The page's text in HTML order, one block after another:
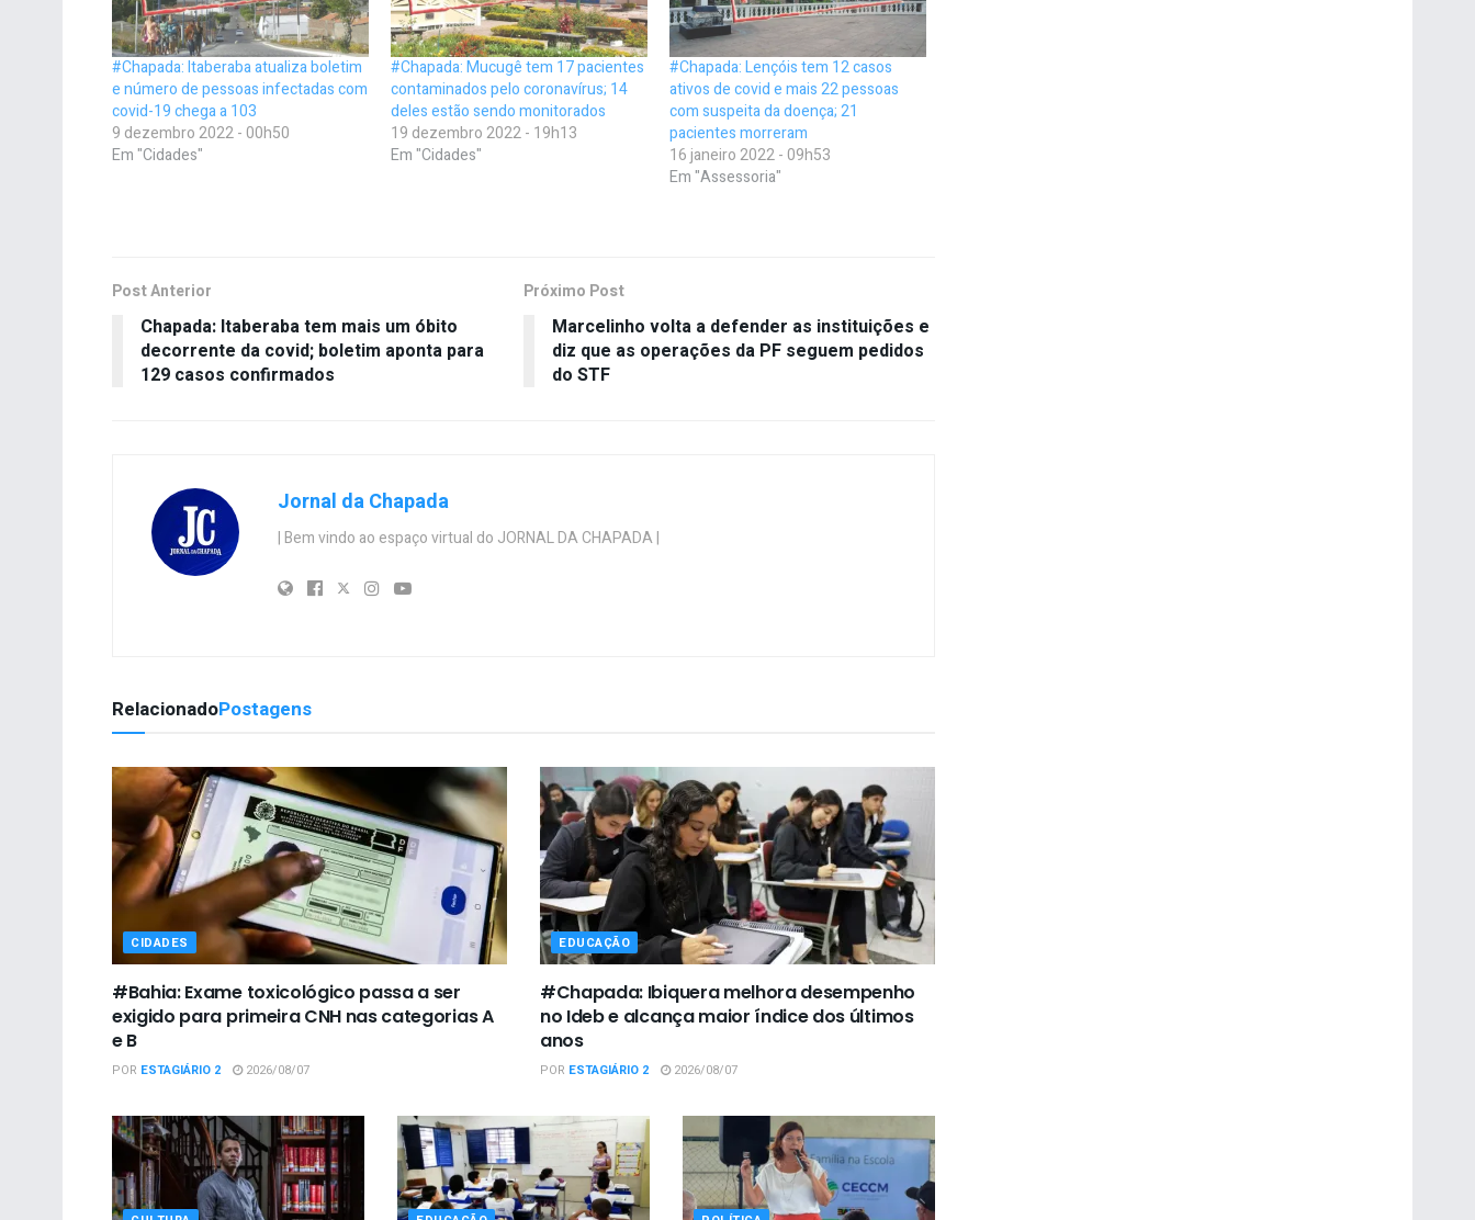
#Chapada: Itaberaba atualiza boletim
e número de pessoas infectadas com
covid-19 chega a 103
9 dezembro 2022 - 00h50
Em "Cidades"
#Chapada: Mucugê tem 17 pacientes
contaminados pelo coronavírus; 14
deles estão sendo monitorados
19 dezembro 2022 - 19h13
Em "Cidades"
#Chapada: Lençóis tem 12 casos
ativos de covid e mais 22 pessoas
com suspeita da doença; 21
pacientes morreram
16 janeiro 2022 - 09h53
Em "Assessoria"
Post Anterior
Chapada: Itaberaba tem mais um óbito
decorrente da covid; boletim aponta para
129 casos confirmados
Próximo Post
Marcelinho volta a defender as instituições e
diz que as operações da PF seguem pedidos
do STF
Jornal da Chapada
| Bem vindo ao espaço virtual do JORNAL DA CHAPADA |
RelacionadoPostagens
CIDADES
#Bahia: Exame toxicológico passa a ser
exigido para primeira CNH nas categorias A
e B
POR ESTAGIÁRIO 2 2026/08/07
EDUCAÇÃO
#Chapada: Ibiquera melhora desempenho
no Ideb e alcança maior índice dos últimos
anos
POR ESTAGIÁRIO 2 2026/08/07